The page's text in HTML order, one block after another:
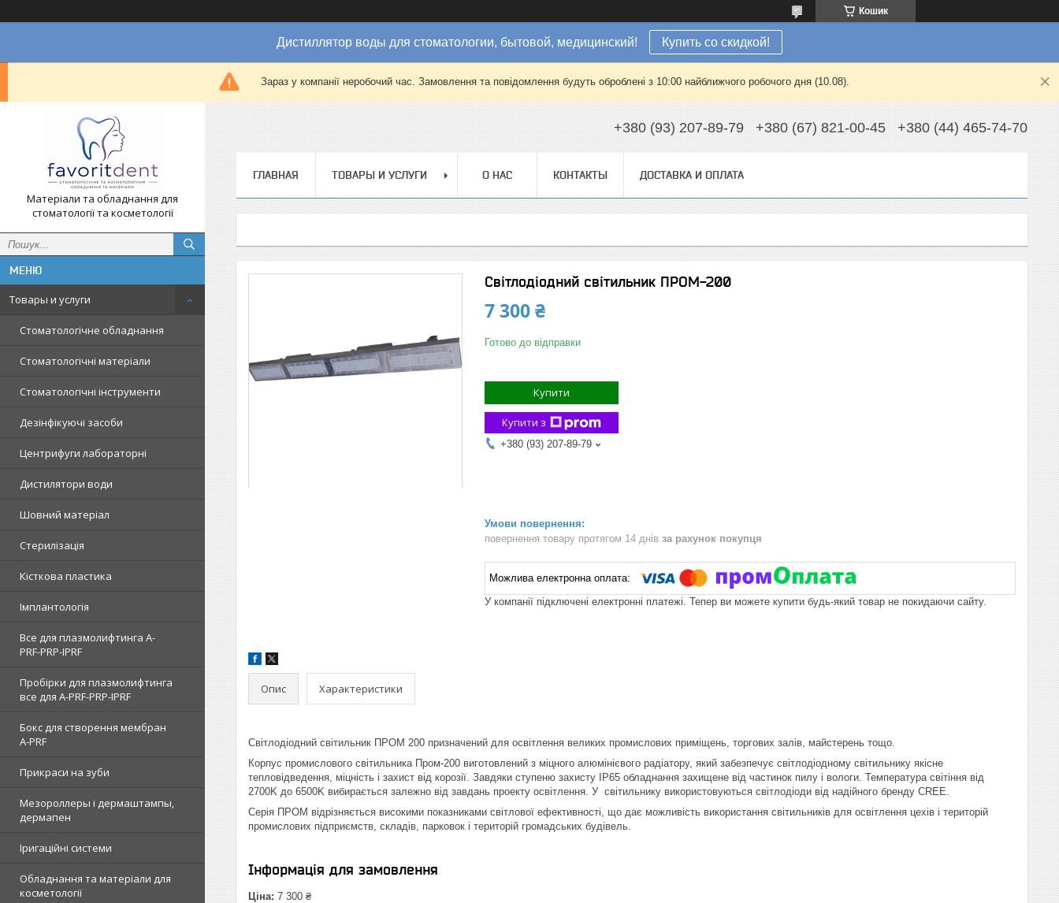
Кошик
Дистиллятор воды для стоматологии, бытовой, медицинский! Купить со скидкой!
Зараз у компанії неробочий час. Замовлення та повідомлення будуть оброблені з 10:00 найближчого робочого дня (10.08).
Матеріали та обладнання для
стоматології та косметології
Товары и услуги
Стоматологічне обладнання
Стоматологічні матеріали
Стоматологічні інструменти
Дезінфікуючі засоби
Центрифуги лабораторні
Дистилятори води
Шовний матеріал
Стерилізація
Кісткова пластика
Імплантологія
Все для плазмолифтинга A-
PRF-PRP-IPRF
Пробірки для плазмолифтинга
все для A-PRF-PRP-IPRF
Бокс для створення мембран
A-PRF
Прикраси на зуби
Мезороллеры і дермаштампы,
дермапен
Іригаційні системи
Обладнання та матеріали для
косметології
+380 (93) 207-89-79 +380 (67) 821-00-45 +380 (44) 465-74-70
ГЛАВНАЯ ТОВАРЫ И УСЛУГИ О НАС КОНТАКТЫ ДОСТАВКА И ОПЛАТА
Світлодіодний світильник ПРОМ-200
7 300 ₴
Готово до відправки
Купити
Купити з
+380 (93) 207-89-79
повернення товару протягом 14 днів за рахунок покупця
У компанії підключені електронні платежі. Тепер ви можете купити будь-який товар не покидаючи сайту.
Опис Характеристики
Світлодіодний світильник ПРОМ 200 призначений для освітлення великих промислових приміщень, торгових залів, майстерень тощо.
Корпус промислового світильника Пром-200 виготовлений з міцного алюмінієвого радіатору, який забезпечує світлодіодному світильнику якісне
тепловідведення, міцність і захист від корозії. Завдяки ступеню захисту IP65 обладнання захищене від частинок пилу і вологи. Температура світіння від
2700K до 6500K вибирається залежно від завдань проекту освітлення. У світильнику використовуються світлодіоди від надійного бренду CREE.
Серія ПРОМ відрізняється високими показниками світлової ефективності, що дає можливість використання світильників для освітлення цехів і територій
промислових підприємств, складів, парковок і територій громадських будівель.
Інформація для замовлення
Ціна: 7 300 ₴